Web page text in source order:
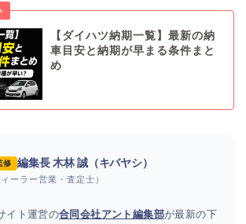
【ダイハツ納期一覧】最新の納
車目安と納期が早まる条件まと
め
修 編集長 木林 誠（キバヤシ）
ィーラー営業・査定士）
イト運営の合同会社アント編集部が最新の下